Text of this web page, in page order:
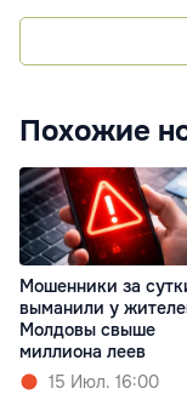
Похожие
Мошенники за
выманили у
Молдовы свыше
миллиона леев
15 Июл. 16:00